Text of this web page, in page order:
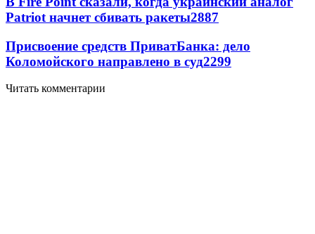
Patriot начнет сбивать ракеты2887
Присвоение средств ПриватБанка: дело
Коломойского направлено в суд2299
Читать комментарии